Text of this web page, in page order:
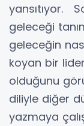
yansıtıyor.
geleceği
geleceğin
koyan bir
olduğunu
diliyle diğer
yazmaya